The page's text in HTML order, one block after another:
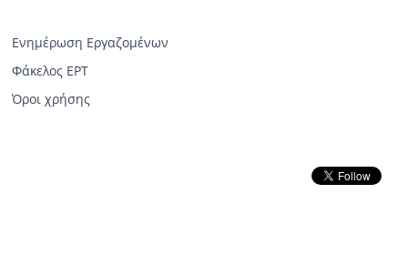
Ενημέρωση Εργαζομένων
Φάκελος ΕΡΤ
Όροι χρήσης